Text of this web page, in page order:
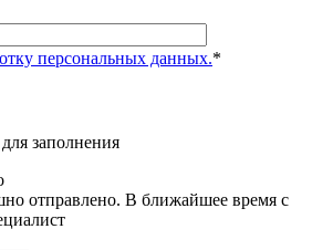
персональных данных.*
заполнения
отправлено. В ближайшее время с